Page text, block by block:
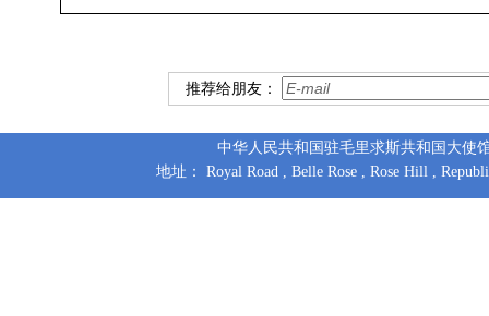
推荐给朋友：
中华人民共和国驻毛里求斯共和国大使
地址： Royal Road , Belle Rose , Rose Hill ,